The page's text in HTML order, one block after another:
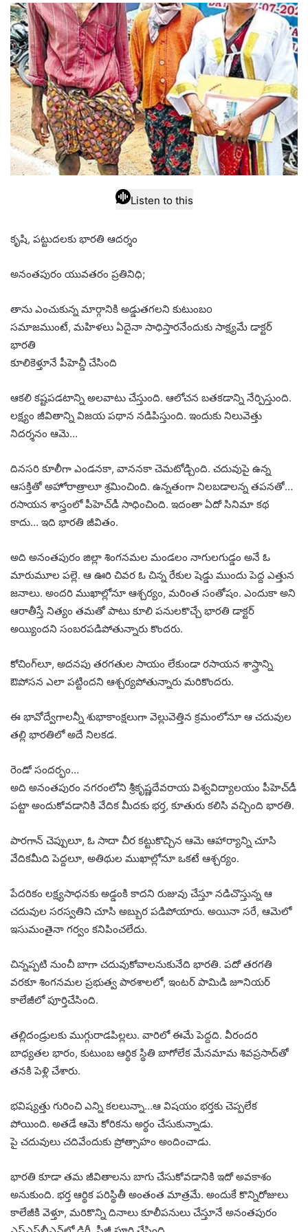
email
Listen to this
కృషి, పట్టుదలకు భారతి ఆదర్శం
అనంతపురం యువతరం ప్రతినిధి;
తాను ఎంచుకున్న మార్గానికి అడ్డుతగలని కుటుంబo
సమాజముంటే, మహిళలు ఏదైనా సాధిస్తారనేందుకు సాక్ష్యమే డాక్టర్
భారతి
కూలికెళ్తూనే పీహెచ్డీ చేసింది
ఆకలి కష్టపడటాన్ని అలవాటు చేస్తుంది. ఆలోచన బతకడాన్ని నేర్పిస్తుంది.
లక్ష్యం జీవితాన్ని విజయ పథాన నడిపిస్తుంది. ఇందుకు నిలువెత్తు
నిదర్శనం ఆమె…
దినసరి కూలీగా ఎండనకా, వాననకా చెమటోడ్చింది. చదువుపై ఉన్న
ఆసక్తితో అహోరాత్రాలూ శ్రమించింది. ఉన్నతంగా నిలబడాలన్న తపనతో…
రసాయన శాస్త్రంలో పీహెచ్‌డీ సాధించింది. ఇదంతా ఏదో సినిమా కథ
కాదు… ఇది భారతి జీవితం.
అది అనంతపురం జిల్లా శింగనమల మండలం నాగులగుడ్డం అనే ఓ
మారుమూల పల్లె. ఆ ఊరి చివర ఓ చిన్న రేకుల షెడ్డు ముందు పెద్ద ఎత్తున
జనాలు. అందరి ముఖాల్లోనూ ఆశ్చర్యం, మరింత సంతోషం. ఎందుకా అని
ఆరాతీస్తే నిత్యం తమతో పాటు కూలి పనులకొచ్చే భారతి డాక్టర్‌
అయ్యిందని సంబరపడిపోతున్నారు కొందరు.
కోచింగ్‌లూ, అదనపు తరగతుల సాయం లేకుండా రసాయన శాస్త్రాన్ని
ఔపోసన ఎలా పట్టిందని ఆశ్చర్యపోతున్నారు మరికొందరు.
ఈ భావోద్వేగాలన్నీ శుభాకాంక్షలుగా వెల్లువెత్తిన క్రమంలోనూ ఆ చదువుల
తల్లి భారతిలో అదే నిలకడ.
రెండో సందర్భం…
అది అనంతపురం నగరంలోని శ్రీకృష్ణదేవరాయ విశ్వవిద్యాలయం పీహెచ్‌డీ
పట్టా అందుకోవడానికి వేదిక మీదకు భర్త, కూతురు కలిసి వచ్చింది భారతి.
పారగాన్‌ చెప్పులూ, ఓ సాదా చీర కట్టుకొచ్చిన ఆమె ఆహార్యాన్ని చూసి
వేదికమీది పెద్దలూ, అతిథుల ముఖాల్లోనూ ఒకటే ఆశ్చర్యం.
పేదరికం లక్ష్యసాధనకు అడ్డంకి కాదని రుజువు చేస్తూ నడిచొస్తున్న ఆ
చదువుల సరస్వతిని చూసి అబ్బుర పడిపోయారు. అయినా సరే, ఆమెలో
ఇసుమంతైనా గర్వం కనిపించలేదు.
చిన్నప్పటి నుంచీ బాగా చదువుకోవాలనుకునేది భారతి. పదో తరగతి
వరకూ శింగనమల ప్రభుత్వ పాఠశాలలో, ఇంటర్‌ పామిడి జూనియర్‌
కాలేజీలో పూర్తిచేసింది.
తల్లిదండ్రులకు ముగ్గురాడపిల్లలు. వారిలో ఈమే పెద్దది. వీరందరి
బాధ్యతల భారం, కుటుంబ ఆర్థిక స్థితి బాగోలేక మేనమామ శివప్రసాద్‌తో
తనకి పెళ్లి చేశారు.
భవిష్యత్తు గురించి ఎన్ని కలలున్నా…ఆ విషయం భర్తకు చెప్పలేక
పోయింది. అతడే ఆమె కోరికను అర్థం చేసుకున్నాడు.
పై చదువులు చదివేందుకు ప్రోత్సాహం అందించాడు.
భారతి కూడా తమ జీవితాలను బాగు చేసుకోవడానికి ఇదో అవకాశం
అనుకుంది. భర్త ఆర్థిక పరిస్థితీ అంతంత మాత్రమే. అందుకే కొన్నిరోజులు
కాలేజీకి వెళ్తూ, మరికొన్ని దినాలు కూలీపనులు చేస్తూనే అనంతపురం